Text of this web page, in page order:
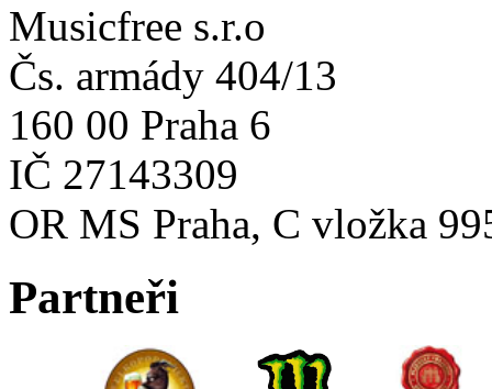
Musicfree s.r.o
Čs. armády 404/13
160 00 Praha 6
IČ 27143309
OR MS Praha, C vložka
Partneři